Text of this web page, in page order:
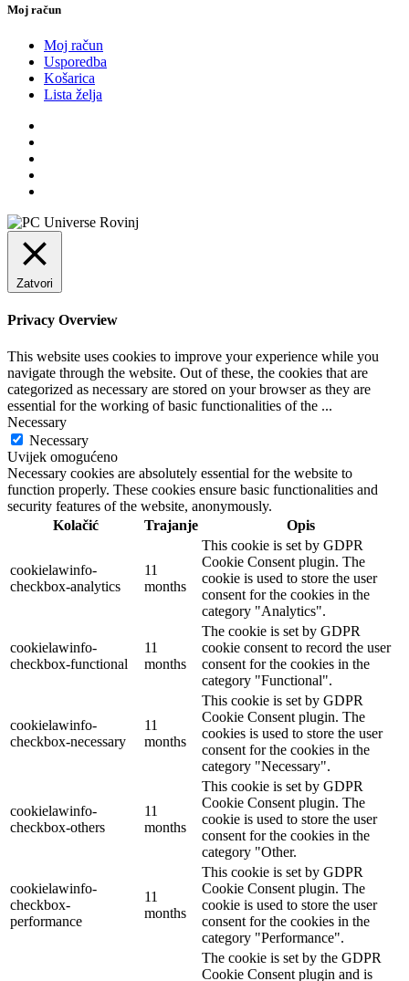
Moj račun
Moj račun
Usporedba
Košarica
Lista želja
Zatvori
Privacy Overview
This website uses cookies to improve your experience while you
navigate through the website. Out of these, the cookies that are
categorized as necessary are stored on your browser as they are
essential for the working of basic functionalities of the ...
Necessary
Necessary
Uvijek omogućeno
Necessary cookies are absolutely essential for the website to
function properly. These cookies ensure basic functionalities and
security features of the website, anonymously.
Kolačić
Trajanje Opis
cookielawinfo-
checkbox-analytics
11
months
This cookie is set by GDPR
Cookie Consent plugin. The
cookie is used to store the user
consent for the cookies in the
category "Analytics".
cookielawinfo-
checkbox-functional
11
months
The cookie is set by GDPR
cookie consent to record the user
consent for the cookies in the
category "Functional".
cookielawinfo-
checkbox-necessary
11
months
This cookie is set by GDPR
Cookie Consent plugin. The
cookies is used to store the user
consent for the cookies in the
category "Necessary".
cookielawinfo-
checkbox-others
11
months
This cookie is set by GDPR
Cookie Consent plugin. The
cookie is used to store the user
consent for the cookies in the
category "Other.
cookielawinfo-
checkbox-
performance
11
months
This cookie is set by GDPR
Cookie Consent plugin. The
cookie is used to store the user
consent for the cookies in the
category "Performance".
The cookie is set by the GDPR
Cookie Consent plugin and is